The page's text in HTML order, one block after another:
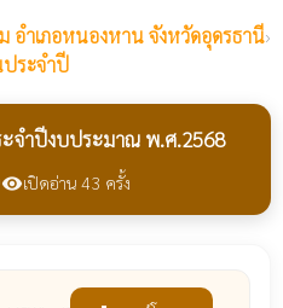
อำเภอหนองหาน จังหวัดอุดรธานี›
ประจำปี
ะจำปีงบประมาณ พ.ศ.2568
visibilityเปิดอ่าน 43 ครั้ง